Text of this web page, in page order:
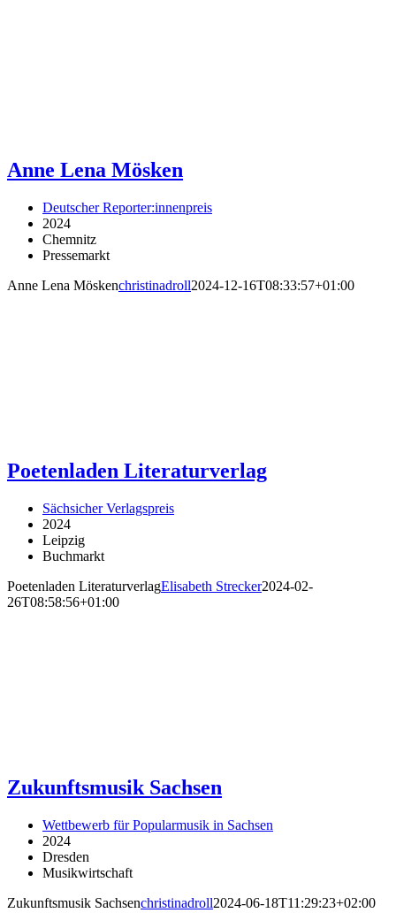
Anne Lena Mösken
Deutscher Reporter:innenpreis
2024
Chemnitz
Pressemarkt
Anne Lena Möskenchristinadroll2024-12-16T08:33:57+01:00
Poetenladen Literaturverlag
Sächsicher Verlagspreis
2024
Leipzig
Buchmarkt
Poetenladen LiteraturverlagElisabeth Strecker2024-02-
26T08:58:56+01:00
Zukunftsmusik Sachsen
Wettbewerb für Popularmusik in Sachsen
2024
Dresden
Musikwirtschaft
Zukunftsmusik Sachsenchristinadroll2024-06-18T11:29:23+02:00